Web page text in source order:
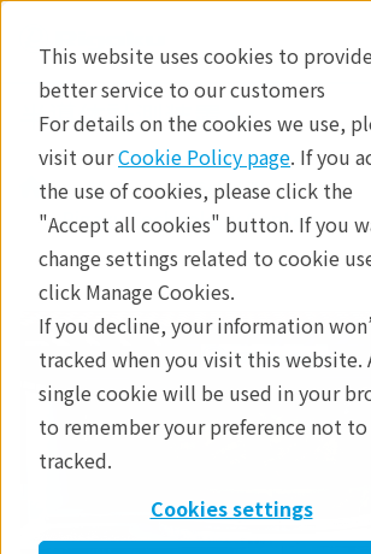
This website uses cookies to provide
better service to our customers
For details on the cookies we use,
visit ourCookie Policy page. If you
the use of cookies, please click the
"Accept all cookies" button. If you
change settings related to cookie
click Manage Cookies.
If you decline, your information
tracked when you visit this website.
single cookie will be used in your
to remember your preference not to
tracked.
Cookies settings
半導体計測装置
半導体計測装置
製品
アプリケーション
テクノロジーセンター
イベント
製品
半導体計測
Rigaku Technology Centers